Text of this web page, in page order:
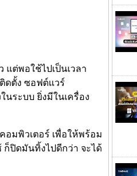
แต่พอใช้ไปเป็นเวลา
ดตั้ง ซอฟต์แวร์
ในระบบ ยิ่งมีในเครื่อง
อมพิวเตอร์ เพื่อให้พร้อม
ปิดมันทิ้งไปดีกว่า จะได้